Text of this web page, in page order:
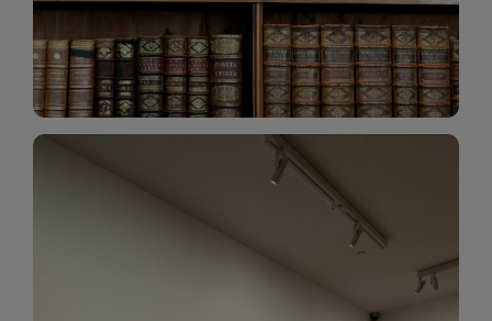
Katalog Zbiorów
Galeria Zdjęć
wspomnienia z wydarzeń, spotkań i projektów